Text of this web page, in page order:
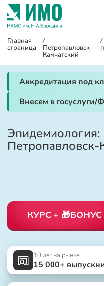
Главная
страница
/
Петропавловск-
Камчатский
/
Аккредитация под
Внесем в
Эпидемиология:
Петропавловск-
КУРС + 🎁БОНУС
10 лет на рынке
15 000+